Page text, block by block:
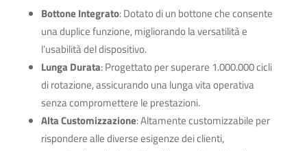
Bottone Integrato: Dotato di un bottone che consente
una duplice funzione, migliorando la versatilità e
l’usabilità del dispositivo.
Lunga Durata: Progettato per superare 1.000.000 cicli
di rotazione, assicurando una lunga vita operativa
senza compromettere le prestazioni.
Alta Customizzazione: Altamente customizzabile per
rispondere alle diverse esigenze dei clienti,